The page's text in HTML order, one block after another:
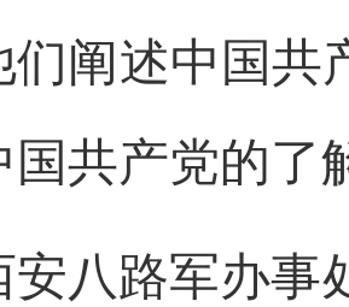
们阐述中国共
国共产党的了
安八路军办事